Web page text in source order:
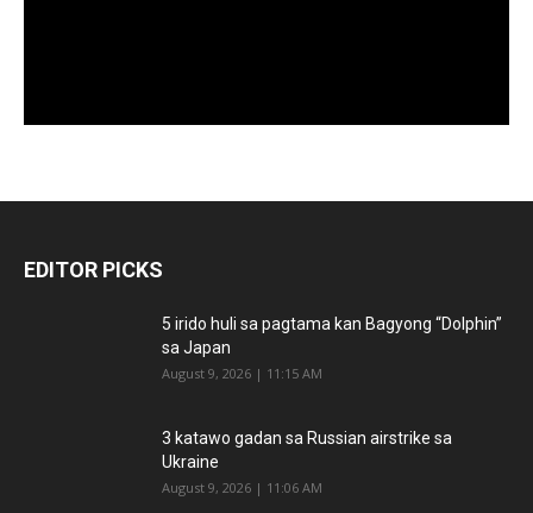
EDITOR PICKS
5 irido huli sa pagtama kan Bagyong “Dolphin”
sa Japan
August 9, 2026 | 11:15 AM
3 katawo gadan sa Russian airstrike sa
Ukraine
August 9, 2026 | 11:06 AM